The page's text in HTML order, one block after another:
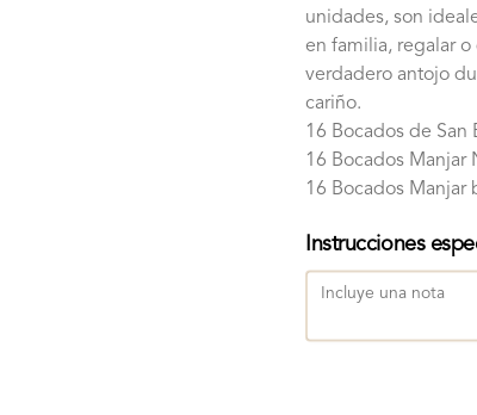
unidades, son
en familia, regalar
verdadero antojo
cariño.
16 Bocados de San
16 Bocados Manjar
16 Bocados Manjar
Instrucciones